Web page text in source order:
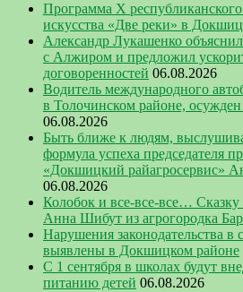
Программа Х
искусства «Две реки» в
Александр Лукашенко
с Алжиром и предложил
договоренностей 06.08.2026
Водитель международного
в Толочинском районе,
06.08.2026
Быть ближе к людям,
формула успеха председателя
«Докшицкий райагросервис»
06.08.2026
Колобок и все-все-все… Сказку
Анна Шибут из агрогородка
Нарушения законодательства в
выявлены в Докшицком районе
С 1 сентября в школах будут
питанию детей 06.08.2026